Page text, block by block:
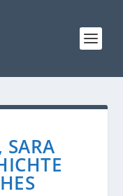
SARA